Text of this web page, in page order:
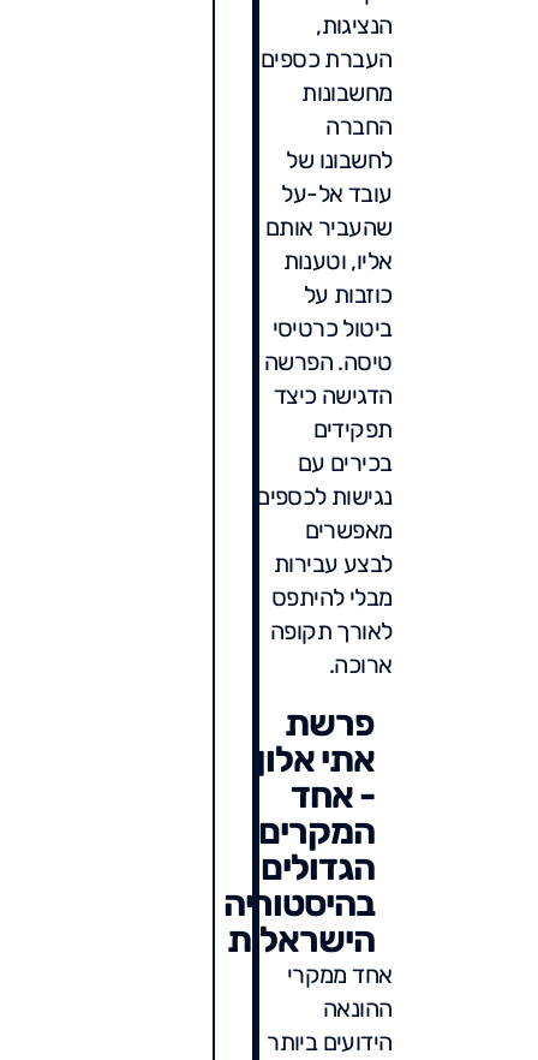
הנציגות,
העברת כספים
מחשבונות
החברה
לחשבונו של
עובד אל-על
שהעביר אותם
אליו, וטענות
כוזבות על
ביטול כרטיסי
טיסה. הפרשה
הדגישה כיצד
תפקידים
בכירים עם
נגישות לכספים
מאפשרים
לבצע עבירות
מבלי להיתפס
לאורך תקופה
ארוכה.
פרשת
אתי אלון
- אחד
המקרים
הגדולים
בהיסטוריה
הישראלית
אחד ממקרי
ההונאה
הידועים ביותר